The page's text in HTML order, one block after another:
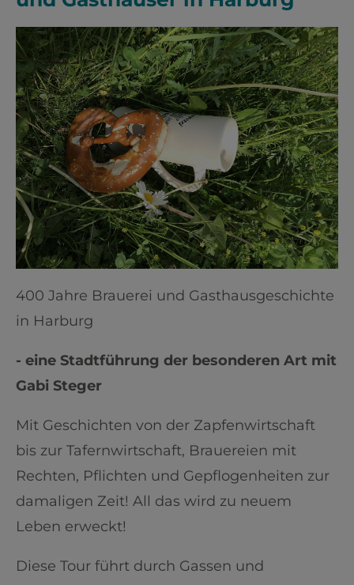
400 Jahre Brauerei und Gasthausgeschichte
in Harburg
- eine Stadtführung der besonderen Art mit
Gabi Steger
Mit Geschichten von der Zapfenwirtschaft
bis zur Tafernwirtschaft, Brauereien mit
Rechten, Pflichten und Gepflogenheiten zur
damaligen Zeit! All das wird zu neuem
Leben erweckt!
Diese Tour führt durch Gassen und